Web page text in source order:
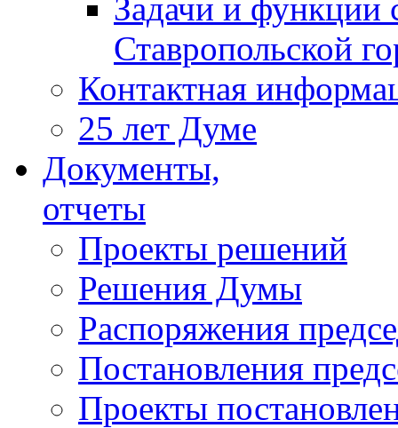
Задачи и функции
Ставропольской
Контактная
25 лет Думе
Документы,
отчеты
Проекты решений
Решения Думы
Распоряжения
Постановления
Проекты